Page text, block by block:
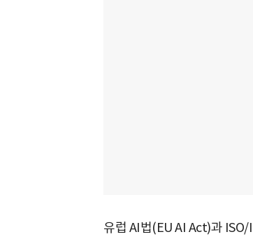
유럽 AI법(EU AI Act)과 ISO/